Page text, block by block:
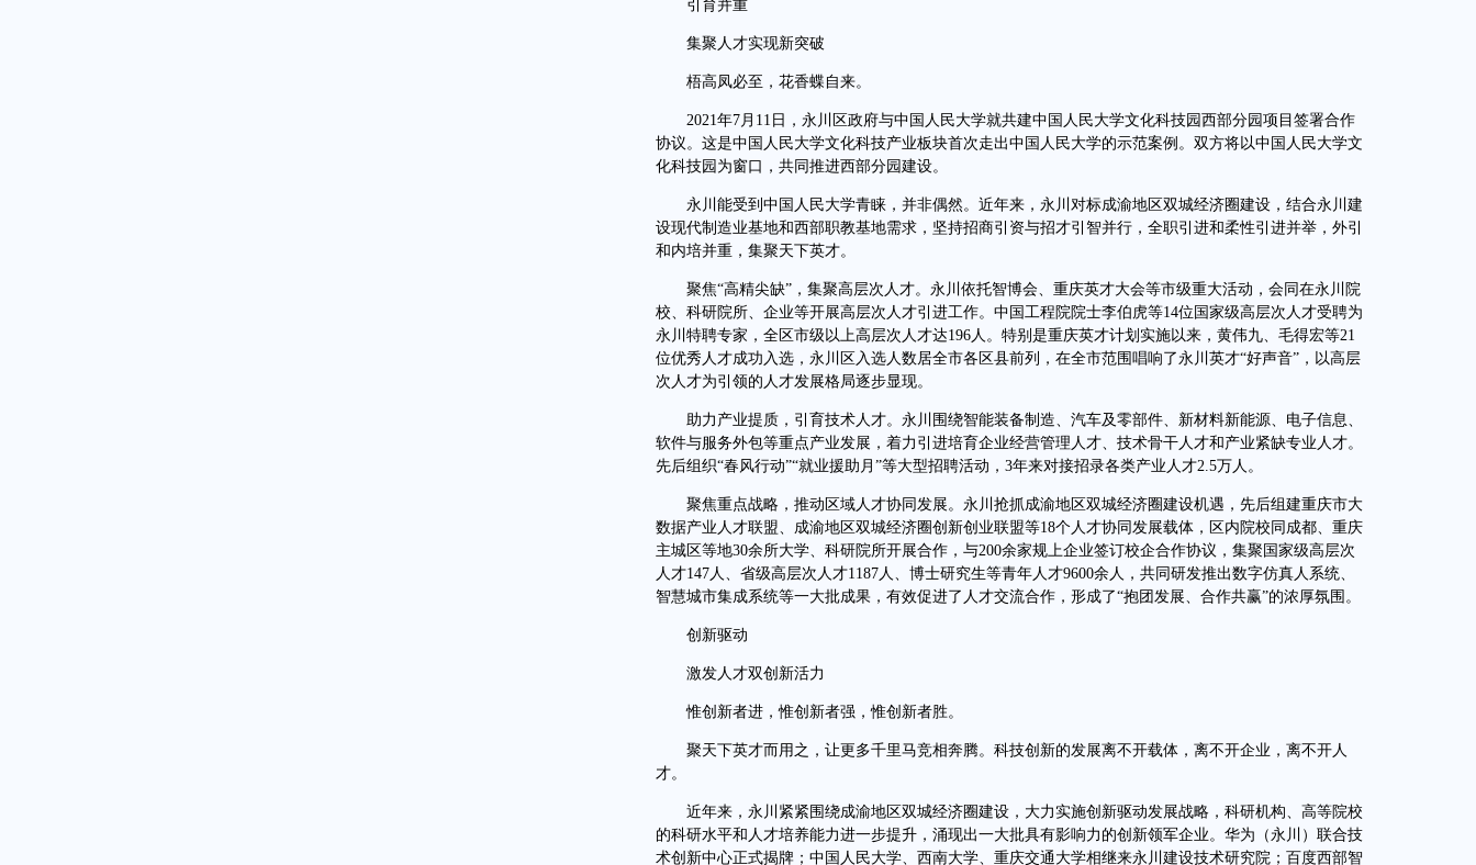
引育并重
集聚人才实现新突破
梧高凤必至，花香蝶自来。
2021年7月11日，永川区政府与中国人民大学就共建中国人民大学文化科技园西部分园项目签署合作
协议。这是中国人民大学文化科技产业板块首次走出中国人民大学的示范案例。双方将以中国人民大学文
化科技园为窗口，共同推进西部分园建设。
永川能受到中国人民大学青睐，并非偶然。近年来，永川对标成渝地区双城经济圈建设，结合永川建
设现代制造业基地和西部职教基地需求，坚持招商引资与招才引智并行，全职引进和柔性引进并举，外引
和内培并重，集聚天下英才。
聚焦“高精尖缺”，集聚高层次人才。永川依托智博会、重庆英才大会等市级重大活动，会同在永川院
校、科研院所、企业等开展高层次人才引进工作。中国工程院院士李伯虎等14位国家级高层次人才受聘为
永川特聘专家，全区市级以上高层次人才达196人。特别是重庆英才计划实施以来，黄伟九、毛得宏等21
位优秀人才成功入选，永川区入选人数居全市各区县前列，在全市范围唱响了永川英才“好声音”，以高层
次人才为引领的人才发展格局逐步显现。
助力产业提质，引育技术人才。永川围绕智能装备制造、汽车及零部件、新材料新能源、电子信息、
软件与服务外包等重点产业发展，着力引进培育企业经营管理人才、技术骨干人才和产业紧缺专业人才。
先后组织“春风行动”“就业援助月”等大型招聘活动，3年来对接招录各类产业人才2.5万人。
聚焦重点战略，推动区域人才协同发展。永川抢抓成渝地区双城经济圈建设机遇，先后组建重庆市大
数据产业人才联盟、成渝地区双城经济圈创新创业联盟等18个人才协同发展载体，区内院校同成都、重庆
主城区等地30余所大学、科研院所开展合作，与200余家规上企业签订校企合作协议，集聚国家级高层次
人才147人、省级高层次人才1187人、博士研究生等青年人才9600余人，共同研发推出数字仿真人系统、
智慧城市集成系统等一大批成果，有效促进了人才交流合作，形成了“抱团发展、合作共赢”的浓厚氛围。
创新驱动
激发人才双创新活力
惟创新者进，惟创新者强，惟创新者胜。
聚天下英才而用之，让更多千里马竞相奔腾。科技创新的发展离不开载体，离不开企业，离不开人
才。
近年来，永川紧紧围绕成渝地区双城经济圈建设，大力实施创新驱动发展战略，科研机构、高等院校
的科研水平和人才培养能力进一步提升，涌现出一大批具有影响力的创新领军企业。华为（永川）联合技
术创新中心正式揭牌；中国人民大学、西南大学、重庆交通大学相继来永川建设技术研究院；百度西部智